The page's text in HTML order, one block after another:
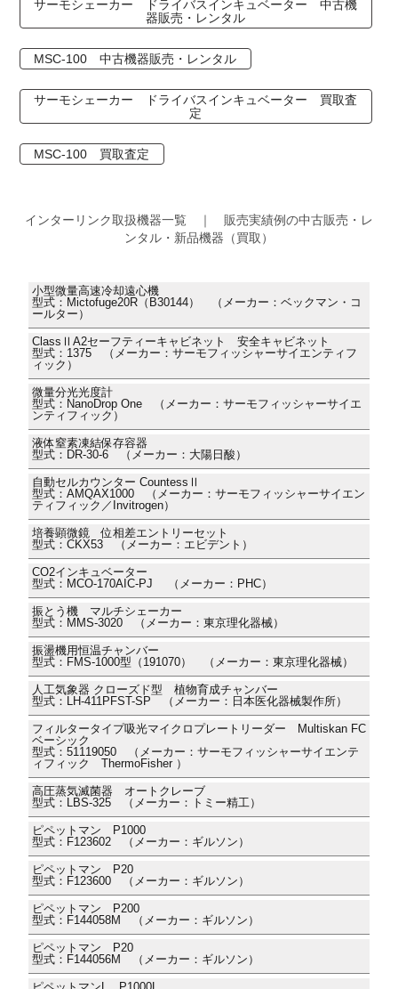
サーモシェーカー ドライバスインキュベーター 中古機
器販売・レンタル
MSC-100 中古機器販売・レンタル
サーモシェーカー ドライバスインキュベーター 買取査
定
MSC-100 買取査定
インターリンク取扱機器一覧 ｜ 販売実績例の中古販売・レ
ンタル・新品機器（買取）
小型微量高速冷却遠心機
型式：Mictofuge20R（B30144） （メーカー：ベックマン・コ
ールター）
ClassⅡA2セーフティーキャビネット 安全キャビネット
型式：1375 （メーカー：サーモフィッシャーサイエンティフ
ィック）
微量分光光度計
型式：NanoDrop One （メーカー：サーモフィッシャーサイエ
ンティフィック）
液体窒素凍結保存容器
型式：DR-30-6 （メーカー：大陽日酸）
自動セルカウンター CountessⅡ
型式：AMQAX1000 （メーカー：サーモフィッシャーサイエン
ティフィック／Invitrogen）
培養顕微鏡 位相差エントリーセット
型式：CKX53 （メーカー：エビデント）
CO2インキュベーター
型式：MCO-170AIC-PJ （メーカー：PHC）
振とう機 マルチシェーカー
型式：MMS-3020 （メーカー：東京理化器械）
振盪機用恒温チャンバー
型式：FMS-1000型（191070） （メーカー：東京理化器械）
人工気象器 クローズド型 植物育成チャンバー
型式：LH-411PFST-SP （メーカー：日本医化器械製作所）
フィルタータイプ吸光マイクロプレートリーダー Multiskan FC
ベーシック
型式：51119050 （メーカー：サーモフィッシャーサイエンテ
ィフィック ThermoFisher ）
高圧蒸気滅菌器 オートクレーブ
型式：LBS-325 （メーカー：トミー精工）
ピペットマン P1000
型式：F123602 （メーカー：ギルソン）
ピペットマン P20
型式：F123600 （メーカー：ギルソン）
ピペットマン P200
型式：F144058M （メーカー：ギルソン）
ピペットマン P20
型式：F144056M （メーカー：ギルソン）